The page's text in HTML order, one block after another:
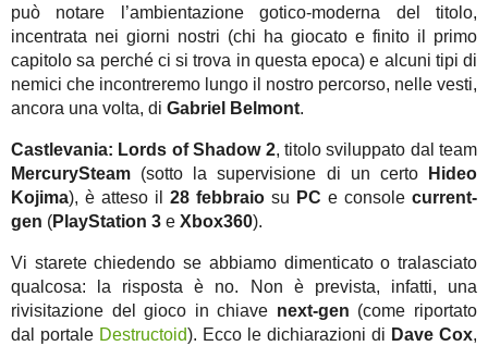
può notare l’ambientazione gotico-moderna del titolo,
incentrata nei giorni nostri (chi ha giocato e finito il primo
capitolo sa perché ci si trova in questa epoca) e alcuni tipi di
nemici che incontreremo lungo il nostro percorso, nelle vesti,
ancora una volta, di Gabriel Belmont.
Castlevania: Lords of Shadow 2, titolo sviluppato dal team
MercurySteam (sotto la supervisione di un certo
Hideo
Kojima), è atteso il 28 febbraio su PC e console current-
gen (PlayStation 3 e Xbox360).
Vi starete chiedendo se abbiamo dimenticato o tralasciato
qualcosa: la risposta è no. Non è prevista, infatti, una
rivisitazione del gioco in chiave next-gen (come riportato
dal portale Destructoid). Ecco le dichiarazioni di Dave Cox,